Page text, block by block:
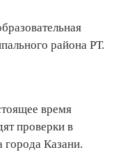
района РТ.
время
проверки в
города Казани.